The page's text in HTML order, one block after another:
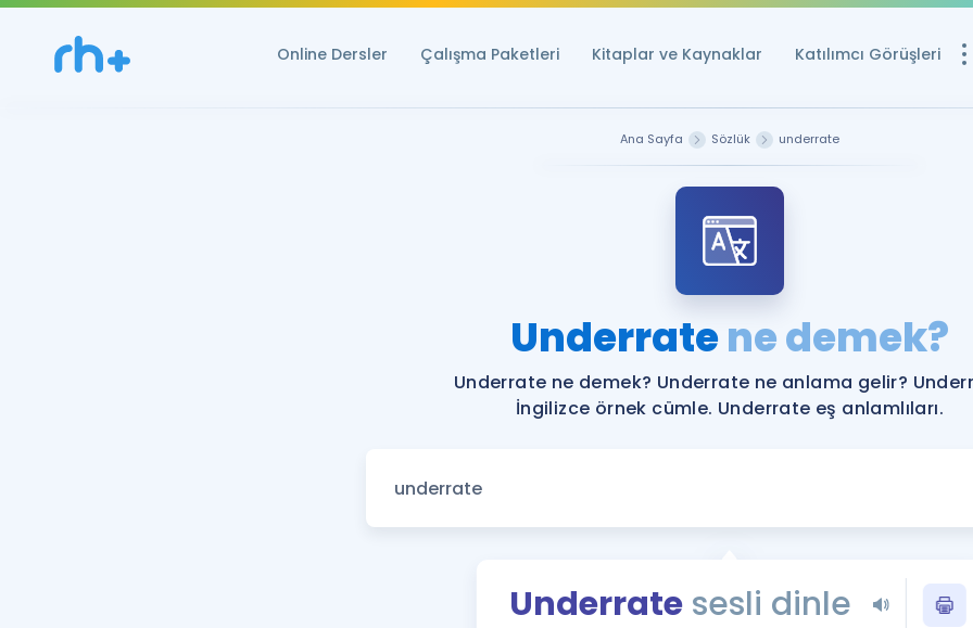
Online Dersler Çalışma Paketleri Kitaplar ve Kaynaklar Katılımcı Görüşleri
YDS ve YÖKDİL
YDS ve YÖKDİL'e
Tüm ÖSYM
YDS - YÖKDİL
Ana Sayfa Sözlük underrate
Underratene demek?
Underrate ne demek? Underrate ne anlama gelir?
İngilizce örnek cümle. Underrate eş anlamlıları.
Underratesesli dinle